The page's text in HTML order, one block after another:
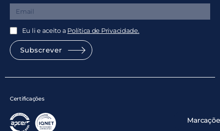
Eu li e aceito a Política de Privacidade.
Subscrever
Certificações